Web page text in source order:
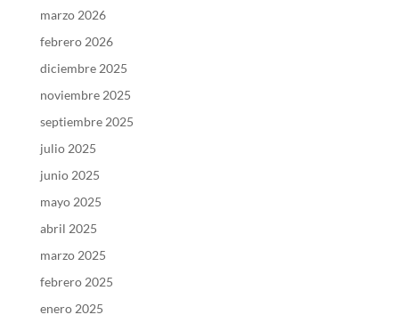
marzo 2026
febrero 2026
diciembre 2025
noviembre 2025
septiembre 2025
julio 2025
junio 2025
mayo 2025
abril 2025
marzo 2025
febrero 2025
enero 2025